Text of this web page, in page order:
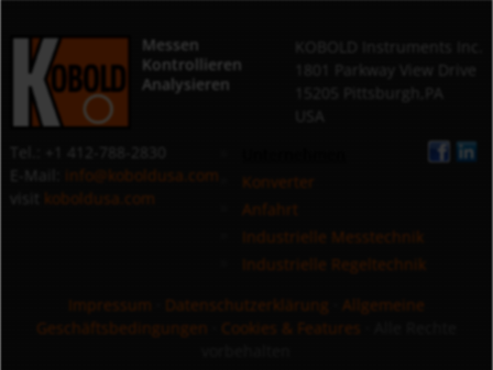
Messen
Kontrollieren
Analysieren
info@koboldusa.com
koboldusa.com
Konverter
Anfahrt
Industrielle Messtechnik
Industrielle Regeltechnik
Impressum
Datenschutzerklärung
Allgemeine
Geschäftsbedingungen
Cookies & Features